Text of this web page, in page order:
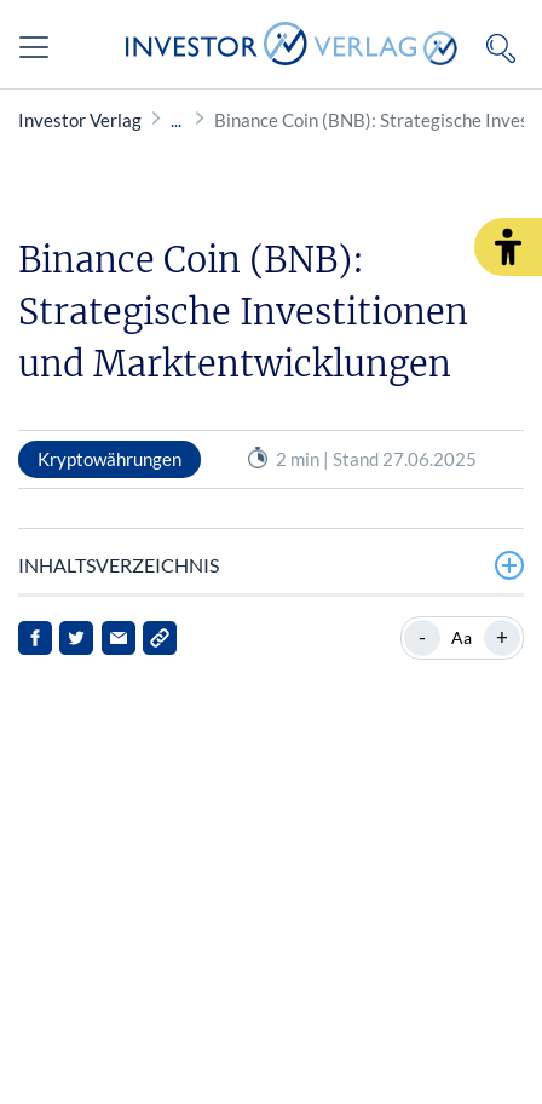
Investor Verlag Binance Coin (BNB): Strategische
Binance Coin (BNB):
Strategische Investitionen
und Marktentwicklungen
Kryptowährungen 2 min | Stand 27.06.2025
INHALTSVERZEICHNIS
BNB gewinnt an Dynamik durch strategische
Investitionen und Marktentwicklungen
- Aa +